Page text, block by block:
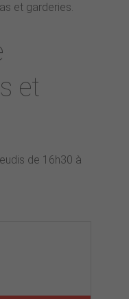
et garderies.
et
de 16h30 à